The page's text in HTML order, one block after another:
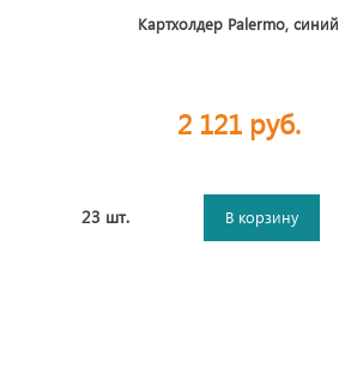
Картхолдер Palermo, синий
2 121 руб.
23 шт. В корзину